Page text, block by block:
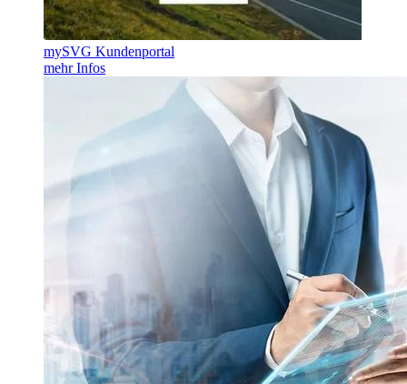
mySVG Kundenportal
mehr Infos